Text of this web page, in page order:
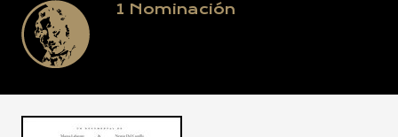
1 Nominación